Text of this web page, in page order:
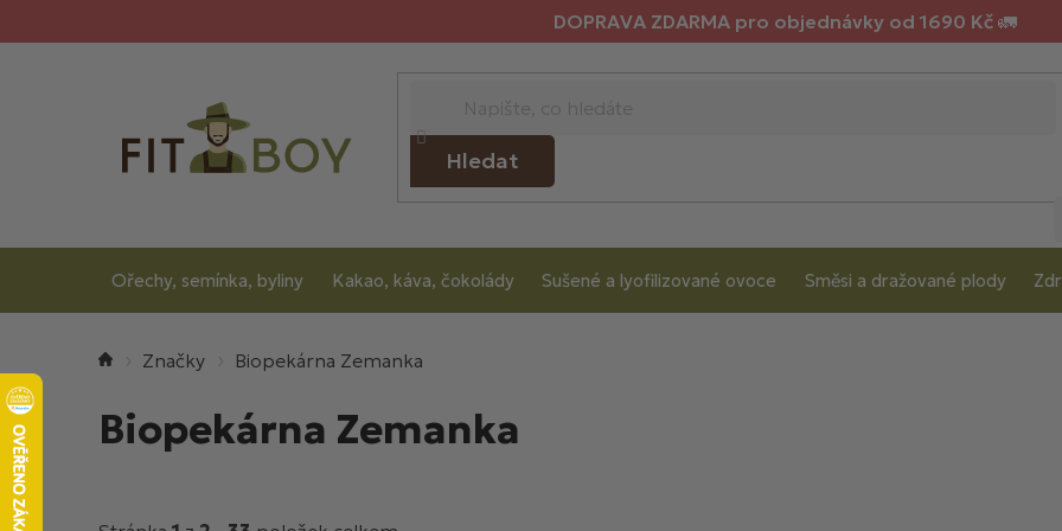
DOPRAVA ZDARMA pro objednávky od 1690 Kč 🚛
Hledat
Ořechy, semínka, byliny Kakao, káva, čokolády Sušené a lyofilizované ovoce Směsi a dražované plody
Domů Biopekárna Zemanka
Biopekárna Zemanka